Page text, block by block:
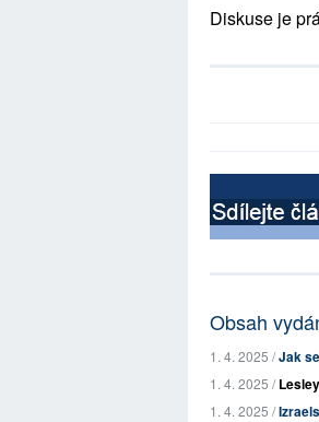
Diskuse je
Obsah
1. 4. 2025 /Jak
1. 4. 2025 /
1. 4. 2025 /